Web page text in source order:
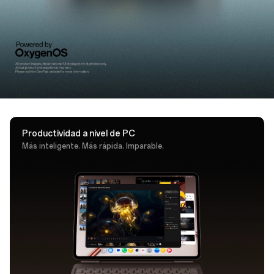
Productividad a nivel de PC
Más inteligente. Más rápida. Imparable.